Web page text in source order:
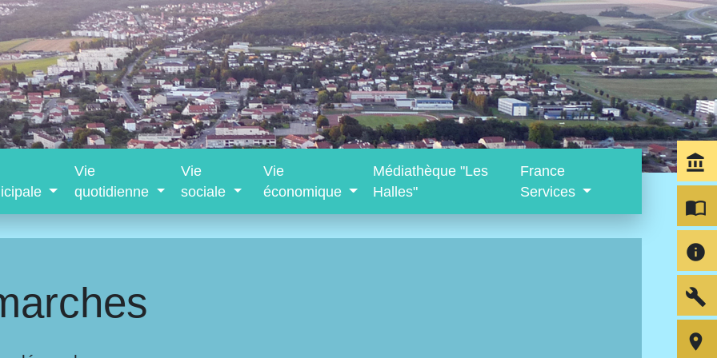
Vie
quotidienne
Vie
sociale
Vie
économique
Médiathèque "Les
Halles"
France
Services
account_balance
import_contacts
info
build
room